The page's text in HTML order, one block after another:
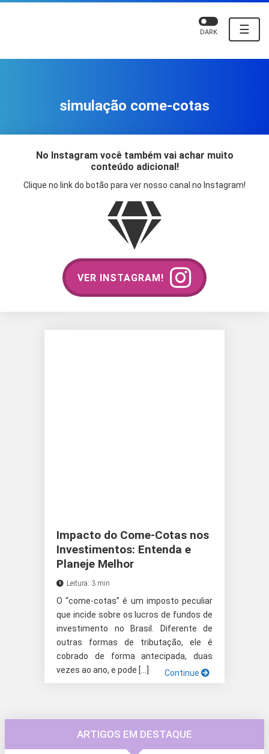
☰
DARK
simulação come-cotas
No Instagram você também vai achar muito
conteúdo adicional!
Clique no link do botão para ver nosso canal no Instagram!
VER INSTAGRAM!
Impacto do Come-Cotas nos
Investimentos: Entenda e
Planeje Melhor
Leitura: 3 min
O “come-cotas” é um imposto peculiar
que incide sobre os lucros de fundos de
investimento no Brasil. Diferente de
outras formas de tributação, ele é
cobrado de forma antecipada, duas
vezes ao ano, e pode […]
Continue
ARTIGOS EM DESTAQUE